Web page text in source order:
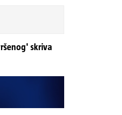
skriva